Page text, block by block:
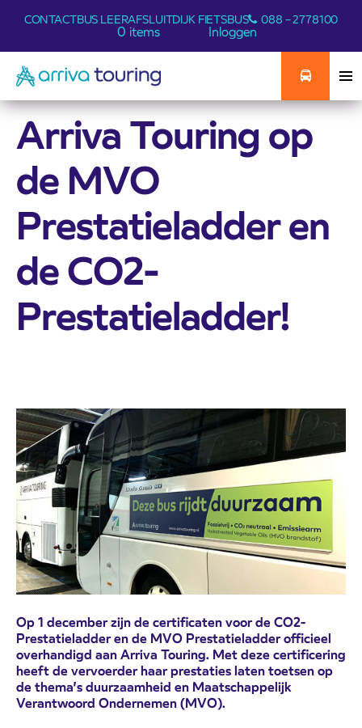
CONTACTBUS LEERAFSLUITDIJK FIETSBUS 088 – 2778100
0 items Inloggen
Arriva Touring op
de MVO
Prestatieladder en
de CO2-
Prestatieladder!
Op 1 december zijn de certificaten voor de CO2-
Prestatieladder en de MVO Prestatieladder officieel
overhandigd aan Arriva Touring. Met deze certificering
heeft de vervoerder haar prestaties laten toetsen op
de thema’s duurzaamheid en Maatschappelijk
Verantwoord Ondernemen (MVO).